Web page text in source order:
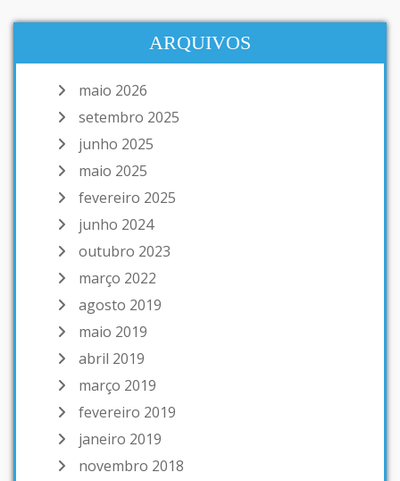
ARQUIVOS
maio 2026
setembro 2025
junho 2025
maio 2025
fevereiro 2025
junho 2024
outubro 2023
março 2022
agosto 2019
maio 2019
abril 2019
março 2019
fevereiro 2019
janeiro 2019
novembro 2018